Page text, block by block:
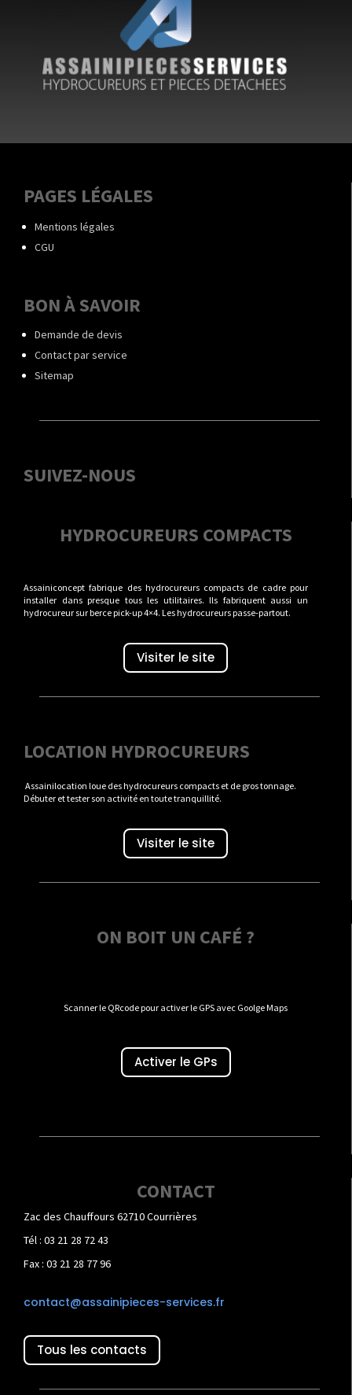
PAGES LÉGALES
Mentions légales
CGU
BON À SAVOIR
Demande de devis
Contact par service
Sitemap
SUIVEZ-NOUS
HYDROCUREURS COMPACTS
Assainiconcept fabrique des hydrocureurs compacts de cadre pour
installer dans presque tous les utilitaires. Ils fabriquent aussi un
hydrocureur sur berce pick-up 4×4. Les hydrocureurs passe-partout.
Visiter le site
LOCATION HYDROCUREURS
Assainilocation loue des hydrocureurs compacts et de gros tonnage.
Débuter et tester son activité en toute tranquillité.
Visiter le site
ON BOIT UN CAFÉ ?
Scanner le QRcode pour activer le GPS avec Goolge Maps
Activer le GPs
CONTACT
Zac des Chauffours 62710 Courrières
Tél : 03 21 28 72 43
Fax : 03 21 28 77 96
contact@assainipieces-services.fr
Tous les contacts